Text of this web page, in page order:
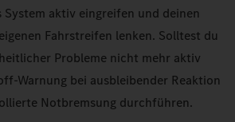
System aktiv eingreifen und deinen
Fahrstreifen lenken. Solltest du
Probleme nicht mehr aktiv
Warnung bei ausbleibender Reaktion
Notbremsung durchführen.